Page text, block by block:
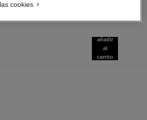
añadir
al
carrito
cookies